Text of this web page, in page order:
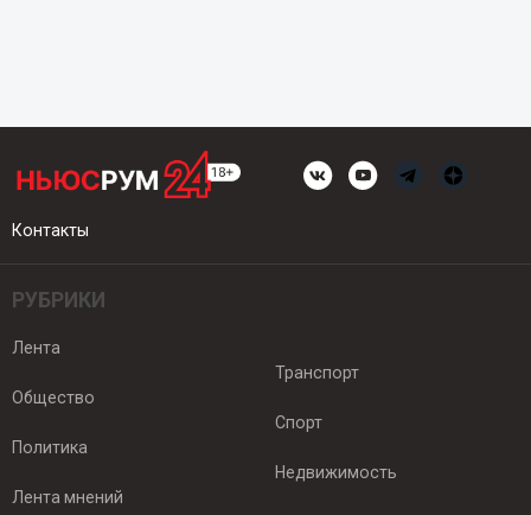
Контакты
РУБРИКИ
Лента
Общество
Политика
Лента мнений
Транспорт
Спорт
Недвижимость